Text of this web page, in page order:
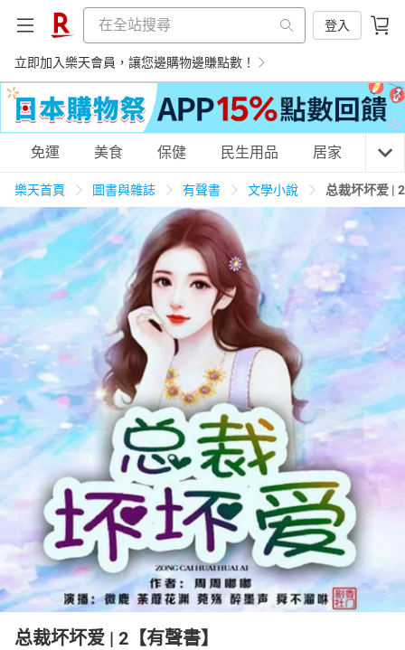
登入
立即加入樂天會員，讓您邊購物邊賺點數！
購物網分類
天天免運 美食蛋糕 養生保健 民生用品
居家生活 3C家電 運動休閒 親子玩具
女裝 男裝 化妝保養
日本購物 電子/紙本書
HOT
免運 美食 保健 民生用品 居家 3C
樂天首頁 圖書與雜誌 有聲書 文學小說 总裁坏坏爱 |
总裁坏坏爱 | 2【有聲書】